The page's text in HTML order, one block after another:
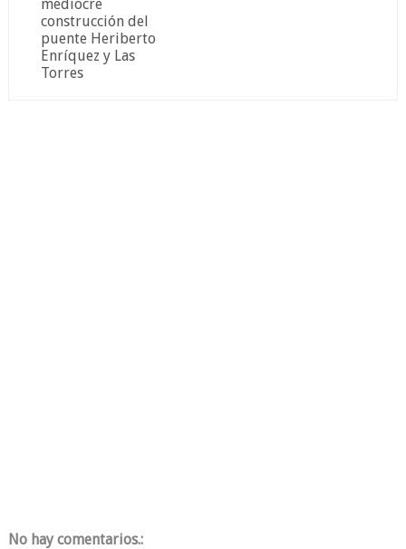
mediocre
construcción del
puente Heriberto
Enríquez y Las
Torres
No hay comentarios.: